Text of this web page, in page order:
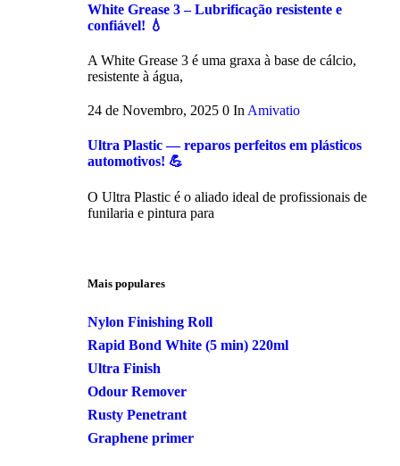
White Grease 3 – Lubrificação resistente e
confiável! 💧
A White Grease 3 é uma graxa à base de cálcio,
resistente à água,
24 de Novembro, 2025 0 In Amivatio
Ultra Plastic — reparos perfeitos em plásticos
automotivos! 💪
O Ultra Plastic é o aliado ideal de profissionais de
funilaria e pintura para
Mais populares
Nylon Finishing Roll
Rapid Bond White (5 min) 220ml
Ultra Finish
Odour Remover
Rusty Penetrant
Graphene primer